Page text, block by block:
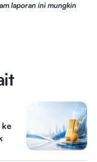
laporan ini mungkin
ke